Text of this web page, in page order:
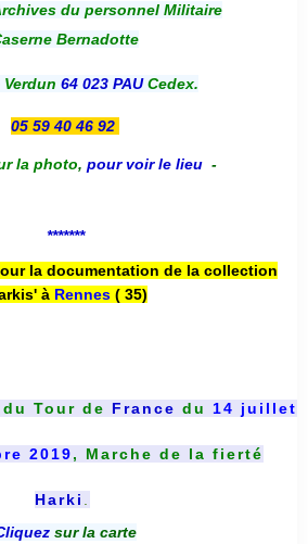
du personnel Militaire
Bernadotte
Verdun 64 023 PAUCedex.
05 59 40 46 92
la photo, pour voir le lieu -
*******
la documentation de la collection
à Rennes( 35)
Tour de France du 14 juillet
2019, Marche de la fierté
Harki
sur la carte